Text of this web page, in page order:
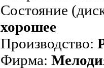
Состояние
хорошее
Производство:
Фирма: